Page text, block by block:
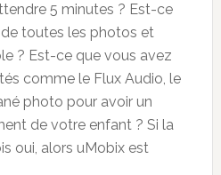
5 minutes ? Est-ce
toutes les photos et
? Est-ce que vous avez
comme le Flux Audio, le
photo pour avoir un
de votre enfant ? Si la
oui, alors uMobix est